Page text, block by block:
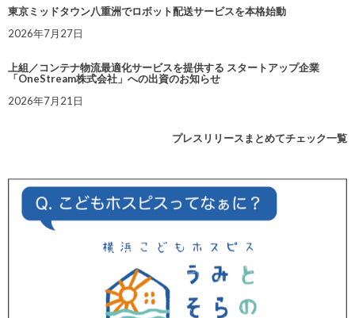
東京ミッドタウン八重洲でロボット配送サービスを本格始動
2026年7月27日
上組／コンテナ物流最適化サービスを提供する スタートアップ企業
「OneStream株式会社」への出資のお知らせ
2026年7月21日
プレスリリースまとめてチェック一覧